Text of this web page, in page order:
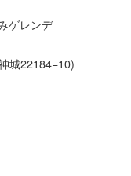
ゲレンデ
城22184−10)